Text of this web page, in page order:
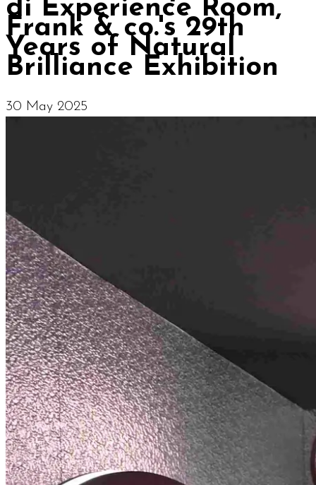
di Experience Room,
Frank & co.'s 29th
Years of Natural
Brilliance Exhibition
30 May 2025